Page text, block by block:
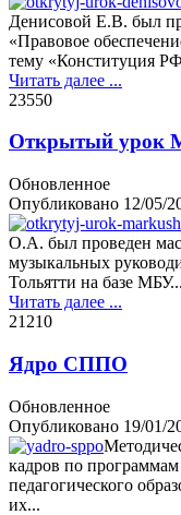
Денисовой Е.В. был
«Правовое
тему «Конституция
Читать далее ...
23550
Открытый урок
Обновленное
Опубликовано 12/05/
О.А. был проведен
музыкальных
Тольятти на базе МБУ...
Читать далее ...
21210
Ядро СППО
Обновленное
Опубликовано 19/01/
кадров по
педагогического
их...